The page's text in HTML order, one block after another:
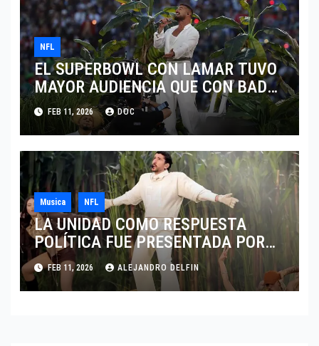
NFL
EL SUPERBOWL CON LAMAR TUVO
MAYOR AUDIENCIA QUE CON BAD
BUNNY
FEB 11, 2026 DOC
Musica NFL
LA UNIDAD COMO RESPUESTA
POLÍTICA FUE PRESENTADA POR
BAD BUNNY EN EL SUPER BOWL LX
FEB 11, 2026 ALEJANDRO DELFIN